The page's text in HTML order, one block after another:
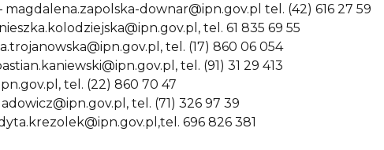
downar@ipn.gov.pl tel. (42) 616 27 59
tel. 61 835 69 55
tel. (17) 860 06 054
tel. (91) 31 29 413
tel. (22) 860 70 47
tel. (71) 326 97 39
696 826 381